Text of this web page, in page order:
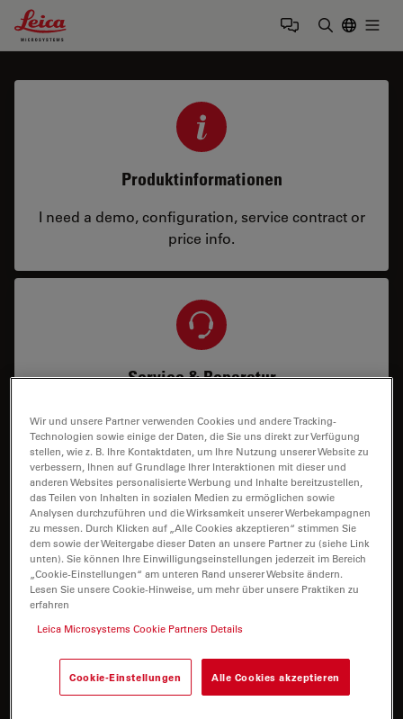
Leica Microsystems Logo
Produktinformationen
I need a demo, configuration, service contract or
price info.
Service & Reparatur
I need help keeping my system running: technical
service, repairs, spare parts, upgrades or software
licenses.
Applikationssupport
Ich benötige Unterstützung oder Schulung, um
mein System richtig zu bedienen oder eine
bestimmte Anwendung mit meinem System
durchzuführen.
Wir und unsere Partner verwenden Cookies und andere Tracking-
Technologien sowie einige der Daten, die Sie uns direkt zur Verfügung
stellen, wie z. B. Ihre Kontaktdaten, um Ihre Nutzung unserer Website zu
verbessern, Ihnen auf Grundlage Ihrer Interaktionen mit dieser und
anderen Websites personalisierte Werbung und Inhalte bereitzustellen,
das Teilen von Inhalten in sozialen Medien zu ermöglichen sowie
Analysen durchzuführen und die Wirksamkeit unserer Werbekampagnen
zu messen. Durch Klicken auf „Alle Cookies akzeptieren“ stimmen Sie
dem sowie der Weitergabe dieser Daten an unsere Partner zu (siehe Link
unten). Sie können Ihre Einwilligungseinstellungen jederzeit im Bereich
„Cookie-Einstellungen“ am unteren Rand unserer Website ändern.
Lesen Sie unsere Cookie-Hinweise, um mehr über unsere Praktiken zu
erfahren
Leica Microsystems Cookie Partners Details
Cookie-Einstellungen Alle Cookies akzeptieren